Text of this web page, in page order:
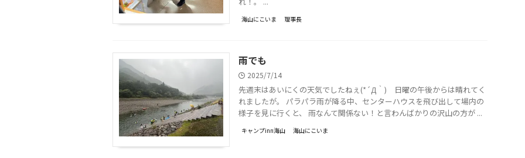
海山にこいま 理事長
雨でも
2025/7/14
先週末はあいにくの天気でしたねぇ(*´Д｀) 日曜の午後からは晴れてく
れましたが。 パラパラ雨が降る中、センターハウスを飛び出して場内の
様子を見に行くと、 雨なんて関係ない！と言わんばかりの沢山の方が ...
キャンプinn海山 海山にこいま